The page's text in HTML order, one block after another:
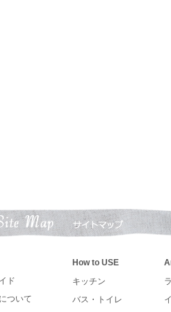
2023/09/09 アメリカの人気アーチストが描
有りますので,お早めにご予約下さい
の方に、キャンベルキッズのアイロンプ
ド
ついて
How to USE
キッチン
バス・トイレ